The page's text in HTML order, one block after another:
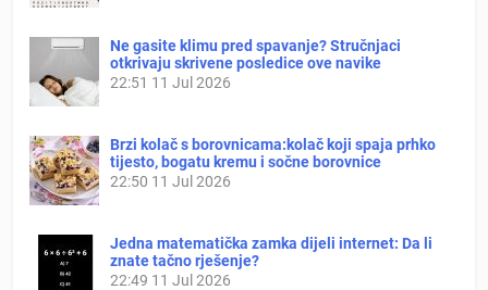
Ne gasite klimu pred spavanje? Stručnjaci
otkrivaju skrivene posledice ove navike
22:51 11 Jul 2026
Brzi kolač s borovnicama:kolač koji spaja prhko
tijesto, bogatu kremu i sočne borovnice
22:50 11 Jul 2026
Jedna matematička zamka dijeli internet: Da li
znate tačno rješenje?
22:49 11 Jul 2026